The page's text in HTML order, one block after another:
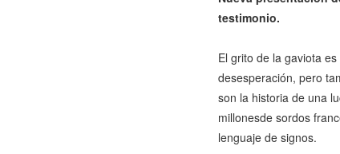
testimonio.
El grito de la gaviota
desesperación, pero
son la historia de una
millonesde sordos
lenguaje de signos.